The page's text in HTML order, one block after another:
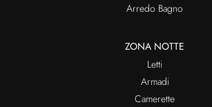
Arredo Bagno
ZONA NOTTE
Letti
Armadi
Camerette